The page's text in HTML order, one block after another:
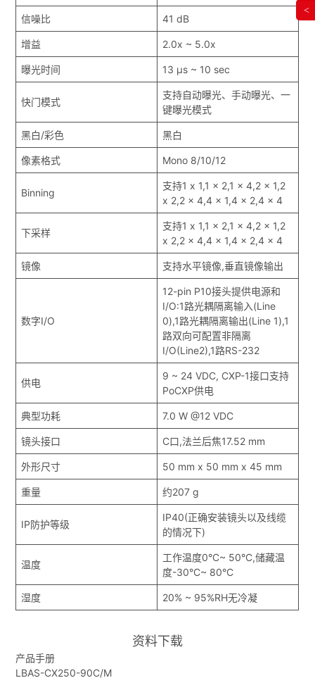
信噪比 41 dB
增益 2.0x ~ 5.0x
曝光时间 13 μs ~ 10 sec
快门模式
支持自动曝光、手动曝光、一
键曝光模式
黑白/彩色 黑白
像素格式 Mono 8/10/12
Binning
支持1 x 1,1 x 2,1 x 4,2 x 1,2
x 2,2 x 4,4 x 1,4 x 2,4 x 4
下采样
支持1 x 1,1 x 2,1 x 4,2 x 1,2
x 2,2 x 4,4 x 1,4 x 2,4 x 4
镜像 支持水平镜像,垂直镜像输出
数字I/O
12-pin P10接头提供电源和
I/O:1路光耦隔离输入(Line
0),1路光耦隔离输出(Line 1),1
路双向可配置非隔离
I/O(Line2),1路RS-232
供电
9 ~ 24 VDC, CXP-1接口支持
PoCXP供电
典型功耗 7.0 W @12 VDC
镜头接口 C口,法兰后焦17.52 mm
外形尺寸 50 mm x 50 mm x 45 mm
重量 约207 g
IP防护等级
IP40(正确安装镜头以及线缆
的情况下)
温度
工作温度0°C~ 50°C,储藏温
度-30°C~ 80°C
湿度 20% ~ 95%RH无冷凝
资料下载
产品手册
LBAS-CX250-90C/M
<